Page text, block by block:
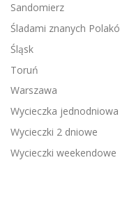
Sandomierz
Śladami znanych
Śląsk
Toruń
Warszawa
Wycieczka jednodniowa
Wycieczki 2 dniowe
Wycieczki weekendowe